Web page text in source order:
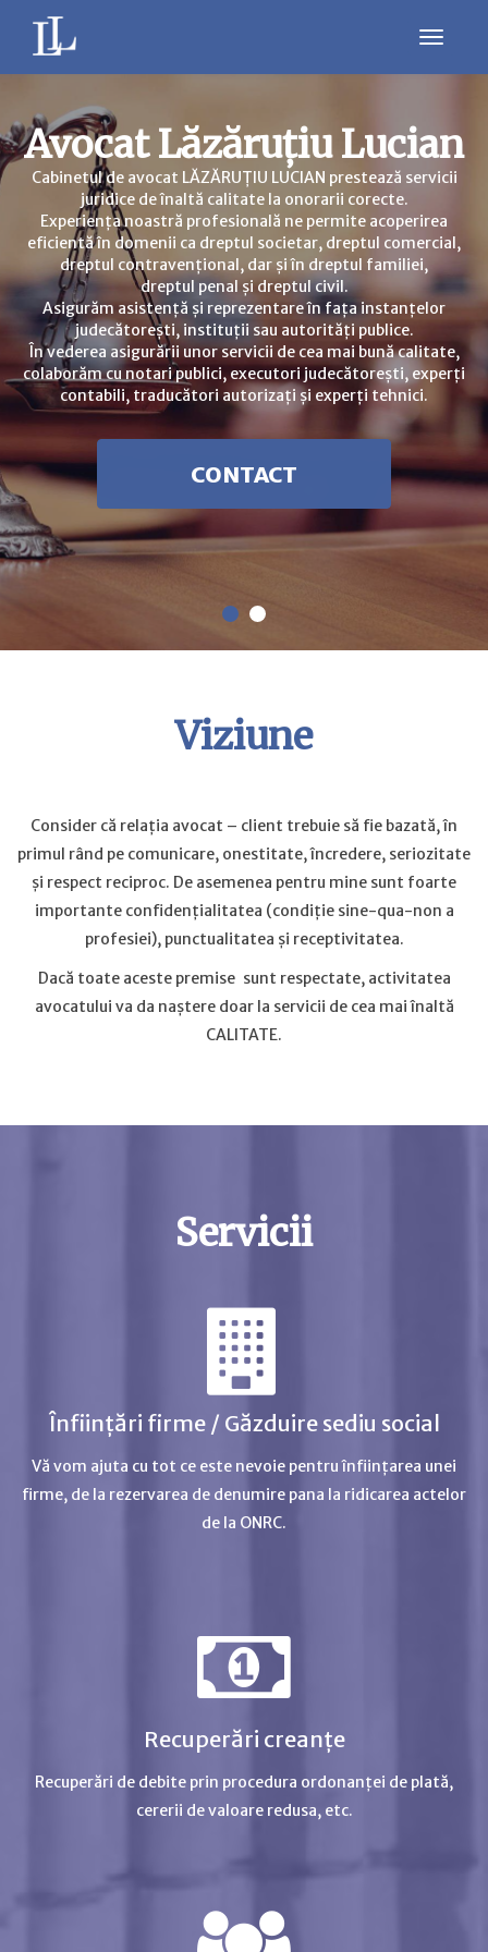
Avocat Lăzăruțiu Lucian
Cabinetul de avocat LĂZĂRUȚIU LUCIAN prestează servicii
juridice de înaltă calitate la onorarii corecte.
Experiența noastră profesională ne permite acoperirea
eficientă în domenii ca dreptul societar, dreptul comercial,
dreptul contravențional, dar și în dreptul familiei,
dreptul penal și dreptul civil.
Asigurăm asistență și reprezentare în fața instanțelor
judecătorești, instituții sau autorități publice.
În vederea asigurării unor servicii de cea mai bună calitate,
colaborăm cu notari publici, executori judecătorești, experți
contabili, traducători autorizați și experți tehnici.
CONTACT
Viziune
Consider că relația avocat – client trebuie să fie bazată, în
primul rând pe comunicare, onestitate, încredere, seriozitate
și respect reciproc. De asemenea pentru mine sunt foarte
importante confidențialitatea (condiție sine-qua-non a
profesiei), punctualitatea și receptivitatea.
Dacă toate aceste premise sunt respectate, activitatea
avocatului va da naștere doar la servicii de cea mai înaltă
CALITATE.
Servicii
Înființări firme / Găzduire sediu social
Vă vom ajuta cu tot ce este nevoie pentru înființarea unei
firme, de la rezervarea de denumire pana la ridicarea actelor
de la ONRC.
Recuperări creanțe
Recuperări de debite prin procedura ordonanței de plată,
cererii de valoare redusa, etc.